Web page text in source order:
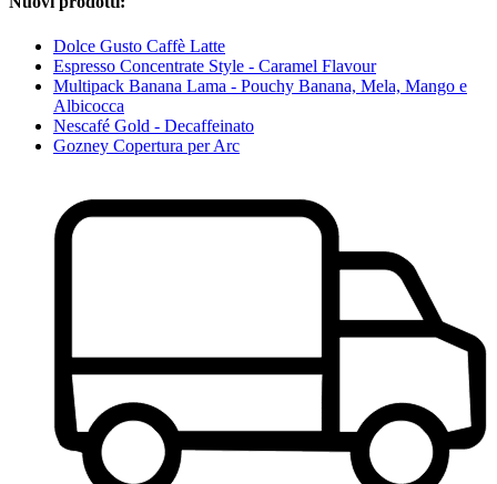
Dolce Gusto Caffè Latte
Espresso Concentrate Style - Caramel Flavour
Multipack Banana Lama - Pouchy Banana, Mela, Mango e
Albicocca
Nescafé Gold - Decaffeinato
Gozney Copertura per Arc